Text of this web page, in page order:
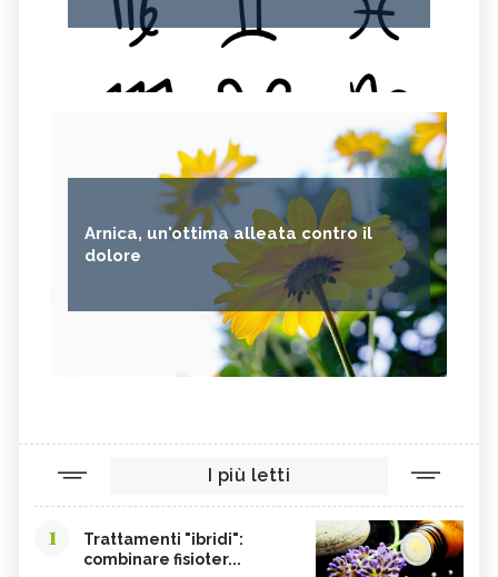
Arnica, un'ottima alleata contro il
dolore
I più letti
1
Trattamenti "ibridi":
combinare fisioter...